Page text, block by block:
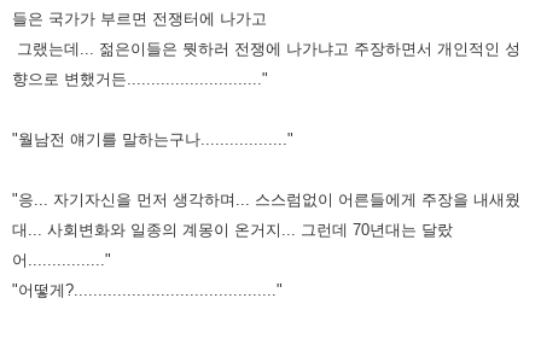
들은 국가가 부르면 전쟁터에 나가고
그랬는데... 젊은이들은 뭣하러 전쟁에 나가냐고 주장하면서 개인적인 성
향으로 변했거든............................"
"월남전 얘기를 말하는구나.................."
"응... 자기자신을 먼저 생각하며... 스스럼없이 어른들에게 주장을 내새웠
대... 사회변화와 일종의 계몽이 온거지... 그런데 70년대는 달랐
어................"
"어떻게?.........................................."